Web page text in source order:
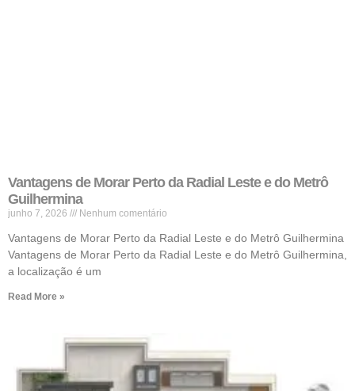
Vantagens de Morar Perto da Radial Leste e do Metrô
Guilhermina
junho 7, 2026 Nenhum comentário
Vantagens de Morar Perto da Radial Leste e do Metrô Guilhermina
Vantagens de Morar Perto da Radial Leste e do Metrô Guilhermina,
a localização é um
Read More »